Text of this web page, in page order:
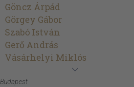
Göncz Árpád
Görgey Gábor
Szabó István
Gerő András
Vásárhelyi Miklós
Budapest